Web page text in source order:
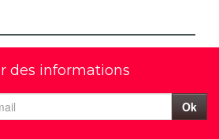
des informations
Ok